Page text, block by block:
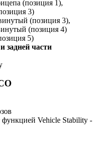
(позиция 1),
3)
(позиция 3),
(позиция 4)
5)
задней части
функцией Vehicle Stability -